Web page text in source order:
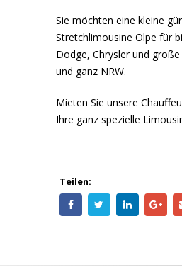
Sie möchten eine kleine
Stretchlimousine Olpe für
Dodge, Chrysler und
und ganz NRW.
Mieten Sie unsere
Ihre ganz spezielle
Teilen: